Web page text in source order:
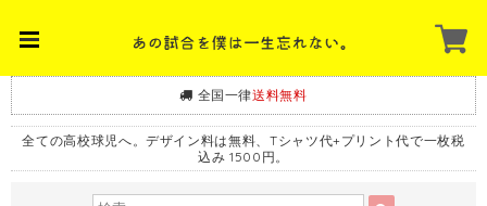
全国一律送料無料
全ての高校球児へ。デザイン料は無料、Tシャツ代+プリント代で一枚税
込み 1500円。